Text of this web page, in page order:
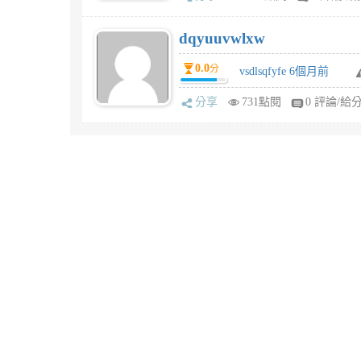
dqyuuvwlxw
0.0分 vsdlsqfyfe 6個月前
分享 731點閱 0 評論/給